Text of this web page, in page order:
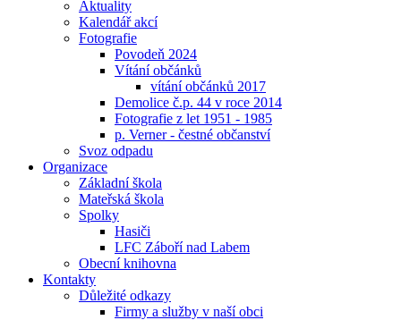
Aktuality
Kalendář akcí
Fotografie
Povodeň 2024
Vítání občánků
vítání občánků 2017
Demolice č.p. 44 v roce 2014
Fotografie z let 1951 - 1985
p. Verner - čestné občanství
Svoz odpadu
Organizace
Základní škola
Mateřská škola
Spolky
Hasiči
LFC Záboří nad Labem
Obecní knihovna
Kontakty
Důležité odkazy
Firmy a služby v naší obci